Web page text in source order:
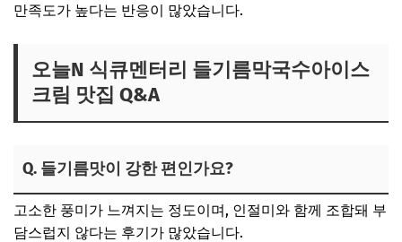
만족도가 높다는 반응이 많았습니다.
오늘N 식큐멘터리 들기름막국수아이스
크림 맛집 Q&A
Q. 들기름맛이 강한 편인가요?
고소한 풍미가 느껴지는 정도이며, 인절미와 함께 조합돼 부
담스럽지 않다는 후기가 많았습니다.